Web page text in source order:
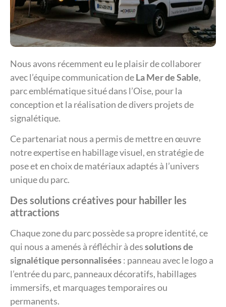
Nous avons récemment eu le plaisir de collaborer
avec l’équipe communication deLa Mer de Sable,
parc emblématique situé dans l’Oise, pour la
conception et la réalisation de divers projets de
signalétique.
Ce partenariat nous a permis de mettre en œuvre
notre expertise en habillage visuel, en stratégie de
pose et en choix de matériaux adaptés à l’univers
unique du parc.
Des solutions créatives pour habiller les
attractions
Chaque zone du parc possède sa propre identité, ce
qui nous a amenés à réfléchir à dessolutions de
signalétique personnalisées: panneau avec le logo a
l’entrée du parc, panneaux décoratifs, habillages
immersifs, et marquages temporaires ou
permanents.